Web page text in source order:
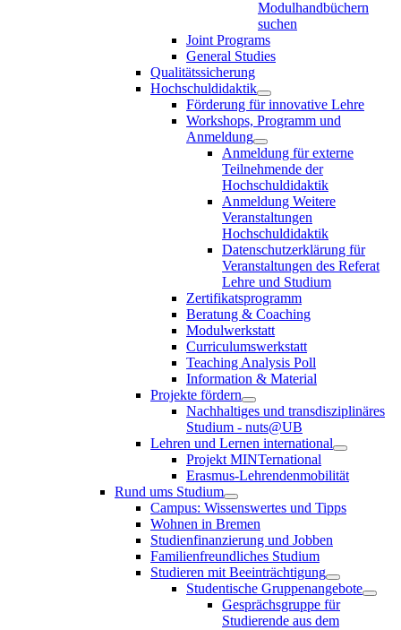
Modulhandbüchern
suchen
Joint Programs
General Studies
Qualitätssicherung
Hochschuldidaktik
Förderung für innovative Lehre
Workshops, Programm und
Anmeldung
Anmeldung für externe
Teilnehmende der
Hochschuldidaktik
Anmeldung Weitere
Veranstaltungen
Hochschuldidaktik
Datenschutzerklärung für
Veranstaltungen des Referat
Lehre und Studium
Zertifikatsprogramm
Beratung & Coaching
Modulwerkstatt
Curriculumswerkstatt
Teaching Analysis Poll
Information & Material
Projekte fördern
Nachhaltiges und transdisziplinäres
Studium - nuts@UB
Lehren und Lernen international
Projekt MINTernational
Erasmus-Lehrendenmobilität
Rund ums Studium
Campus: Wissenswertes und Tipps
Wohnen in Bremen
Studienfinanzierung und Jobben
Familienfreundliches Studium
Studieren mit Beeinträchtigung
Studentische Gruppenangebote
Gesprächsgruppe für
Studierende aus dem